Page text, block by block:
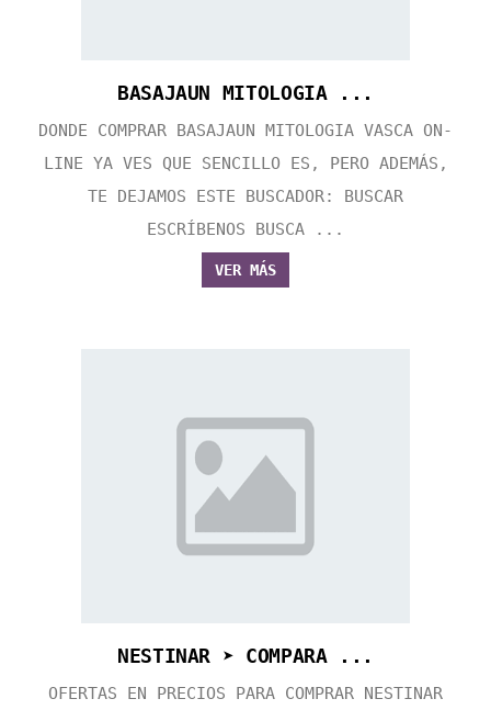
BASAJAUN MITOLOGIA ...
DONDE COMPRAR BASAJAUN MITOLOGIA VASCA ON-
LINE YA VES QUE SENCILLO ES, PERO ADEMÁS,
TE DEJAMOS ESTE BUSCADOR: BUSCAR
ESCRÍBENOS BUSCA ...
VER MÁS
NESTINAR ➤ COMPARA ...
OFERTAS EN PRECIOS PARA COMPRAR NESTINAR